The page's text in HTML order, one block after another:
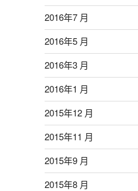
2016年7 月
2016年5 月
2016年3 月
2016年1 月
2015年12 月
2015年11 月
2015年9 月
2015年8 月